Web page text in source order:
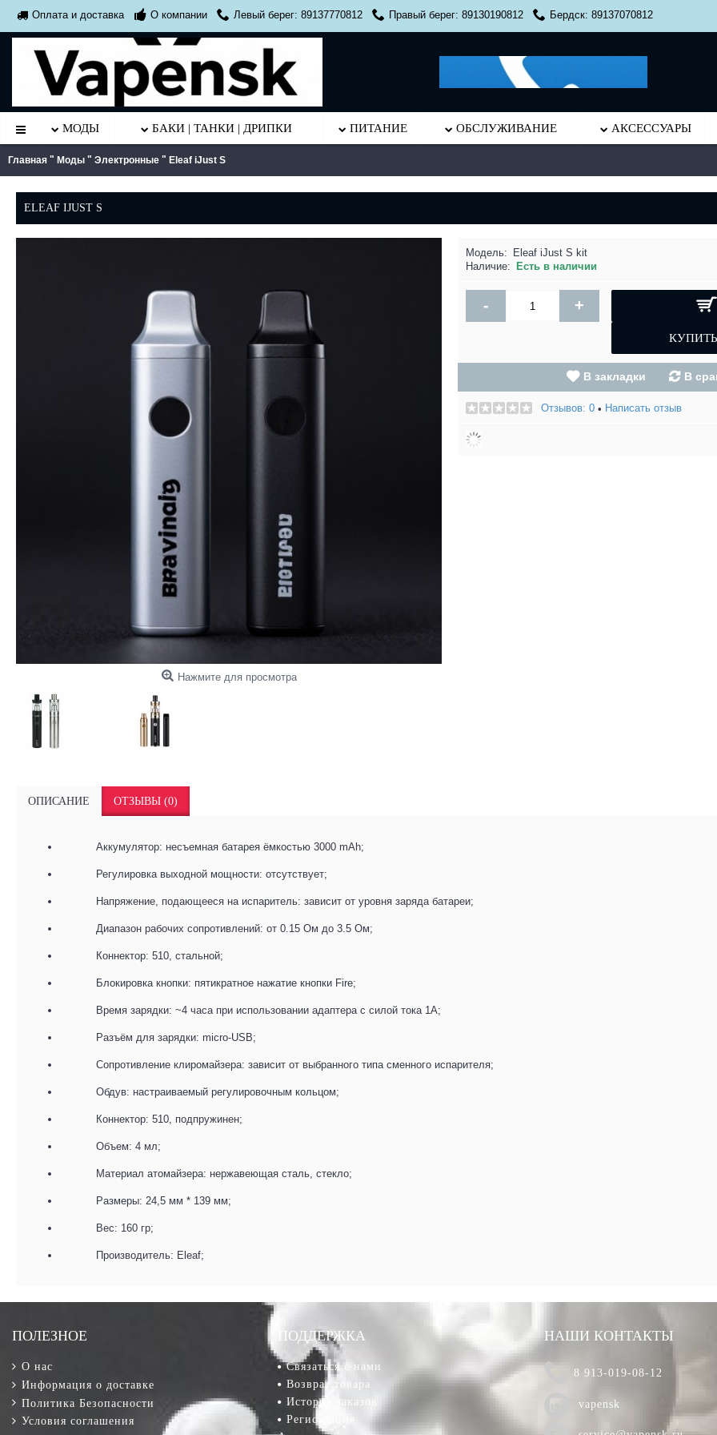
Оплата и доставка О компании Левый берег: 89137770812 Правый берег: 89130190812 Бердск: 89137070812
МОДЫ БАКИ | ТАНКИ | ДРИПКИ ПИТАНИЕ ОБСЛУЖИВАНИЕ АКСЕССУАРЫ
Главная " Моды " Электронные " Eleaf iJust S
ELEAF IJUST S
Нажмите для просмотра
Модель:
Eleaf iJust S kit
Наличие:
Есть в наличии
- +
В закладки В
Отзывов: 0 • Написать отзыв
ОПИСАНИЕ ОТЗЫВЫ (0)
Аккумулятор: несъемная батарея ёмкостью 3000 mAh;
Регулировка выходной мощности: отсутствует;
Напряжение, подающееся на испаритель: зависит от уровня заряда батареи;
Диапазон рабочих сопротивлений: от 0.15 Ом до 3.5 Ом;
Коннектор: 510, стальной;
Блокировка кнопки: пятикратное нажатие кнопки Fire;
Время зарядки: ~4 часа при использовании адаптера с силой тока 1А;
Разъём для зарядки: micro-USB;
Сопротивление клиромайзера: зависит от выбранного типа сменного испарителя;
Обдув: настраиваемый регулировочным кольцом;
Коннектор: 510, подпружинен;
Объем: 4 мл;
Материал атомайзера: нержавеющая сталь, стекло;
Размеры: 24,5 мм * 139 мм;
Вес: 160 гр;
Производитель: Eleaf;
ПОЛЕЗНОЕ
О нас
Информация о доставке
Политика Безопасности
Условия соглашения
ПОДДЕРЖКА
Связаться с нами
Возврат товара
История заказов
Регистрация
НАШИ КОНТАКТЫ
8 913-019-08-12
vapensk